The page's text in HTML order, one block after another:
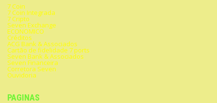
7 Coin
7 Coin Integrada
7 Cripto
Seven Exchange
ECONOMICO
Créditos
ACG Bank & Associados
Cartão de fidelidade 7 ports
Seven Bank & Associados
Seven Financeira
Corretora Seven
Ouvidoria
PAGINAS